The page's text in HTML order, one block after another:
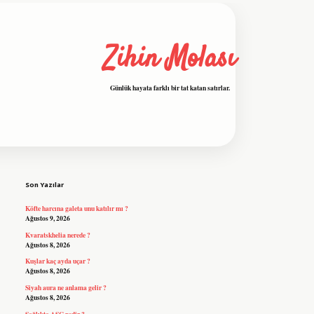
Zihin Molası
Günlük hayata farklı bir tat katan satırlar.
Son Yazılar
Köfte harcına galeta unu katılır mı ?
Ağustos 9, 2026
Kvaratskhelia nerede ?
Ağustos 8, 2026
Kuşlar kaç ayda uçar ?
Ağustos 8, 2026
Siyah aura ne anlama gelir ?
Ağustos 8, 2026